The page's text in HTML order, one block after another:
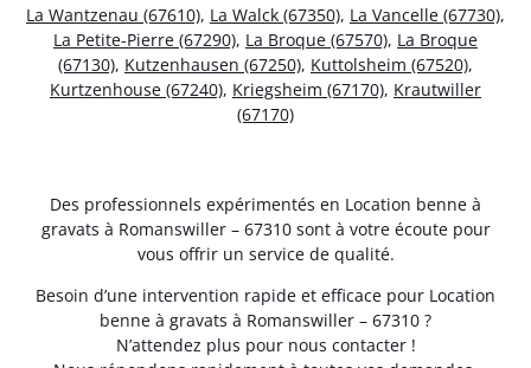
La Wantzenau (67610), La Walck (67350), La Vancelle (67730),
La Petite-Pierre (67290), La Broque (67570), La Broque
(67130), Kutzenhausen (67250), Kuttolsheim (67520),
Kurtzenhouse (67240), Kriegsheim (67170), Krautwiller
(67170)
Des professionnels expérimentés en Location benne à
gravats à Romanswiller – 67310 sont à votre écoute pour
vous offrir un service de qualité.
Besoin d’une intervention rapide et efficace pour Location
benne à gravats à Romanswiller – 67310 ?
N’attendez plus pour nous contacter !